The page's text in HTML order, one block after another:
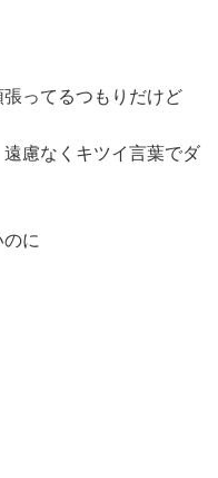
ってるつもりだけど
慮なくキツイ言葉でダ
に